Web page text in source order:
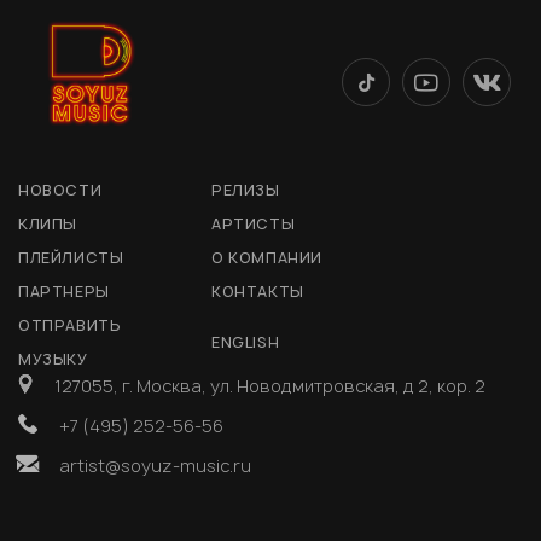
НОВОСТИ
РЕЛИЗЫ
КЛИПЫ
АРТИСТЫ
ПЛЕЙЛИСТЫ
О КОМПАНИИ
ПАРТНЕРЫ
КОНТАКТЫ
ОТПРАВИТЬ
МУЗЫКУ
ENGLISH
127055, г. Москва, ул. Новодмитровская, д 2, кор. 2
+7 (495) 252-56-56
artist@soyuz-music.ru